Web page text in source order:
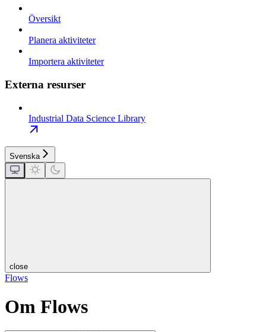
Översikt
Planera aktiviteter
Importera aktiviteter
Externa resurser
Industrial Data Science Library
Svenska
close
Flows
Om Flows